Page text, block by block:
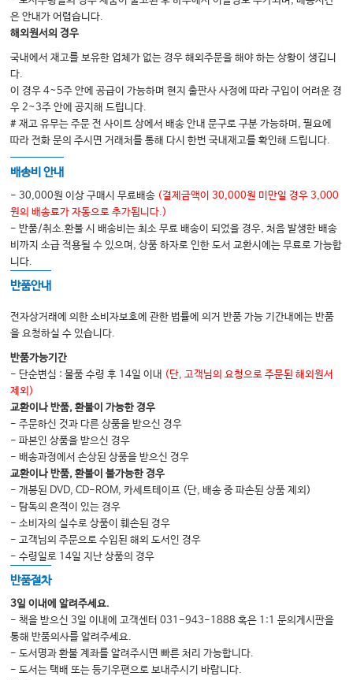
VI. 이상임신 및 합병증
제24장 유산
제25장 자궁경부무력증
제26장 조산
제27장 과숙임신
제28장 다태임신
제29장 태아성장 이상
제31장 태아질환
제32장 양수, 태아막, 태반의 이상
제33장 산과적 출혈
제34장 임신 중 고혈압 질환
VII. 임신 중 동반질환
제35장 심혈관질환
제36장 만성 고혈압
제37장 호흡기질환
제38장 혈전색전증
제39장 신장 및 요로 질환
제40장 간 및 위장관질환
제41장 혈액질환
제42장 당뇨병
제43장 내분비질환
제44장 비만
제45장 신경정신과적 질환
제46장 결합조직병
제47장 피부질환
은 안내가 어렵습니다.
해외원서의 경우
국내에서 재고를 보유한 업체가 없는 경우 해외주문을 해야 하는 상황이 생깁니
다.
이 경우 4~5주 안에 공급이 가능하며 현지 출판사 사정에 따라 구입이 어려운 경
우 2~3주 안에 공지해 드립니다.
# 재고 유무는 주문 전 사이트 상에서 배송 안내 문구로 구분 가능하며, 필요에
따라 전화 문의 주시면 거래처를 통해 다시 한번 국내재고를 확인해 드립니다.
배송비 안내
- 30,000원 이상 구매시 무료배송 (결제금액이 30,000원 미만일 경우 3,000
원의 배송료가 자동으로 추가됩니다.)
- 반품/취소.환불 시 배송비는 최소 무료 배송이 되었을 경우, 처음 발생한 배송
비까지 소급 적용될 수 있으며, 상품 하자로 인한 도서 교환시에는 무료로 가능합
니다.
반품안내
전자상거래에 의한 소비자보호에 관한 법률에 의거 반품 가능 기간내에는 반품
을 요청하실 수 있습니다.
반품가능기간
- 단순변심 : 물품 수령 후 14일 이내 (단, 고객님의 요청으로 주문된 해외원서
제외)
교환이나 반품, 환불이 가능한 경우
- 주문하신 것과 다른 상품을 받으신 경우
- 파본인 상품을 받으신 경우
- 배송과정에서 손상된 상품을 받으신 경우
교환이나 반품, 환불이 불가능한 경우
- 개봉된 DVD, CD-ROM, 카세트테이프 (단, 배송 중 파손된 상품 제외)
- 탐독의 흔적이 있는 경우
- 소비자의 실수로 상품이 훼손된 경우
- 고객님의 주문으로 수입된 해외 도서인 경우
- 수령일로 14일 지난 상품의 경우
반품절차
3일 이내에 알려주세요.
- 책을 받으신 3일 이내에 고객센터 031-943-1888 혹은 1:1 문의게시판을
통해 반품의사를 알려주세요.
- 도서명과 환불 계좌를 알려주시면 빠른 처리 가능합니다.
- 도서는 택배 또는 등기우편으로 보내주시기 바랍니다.